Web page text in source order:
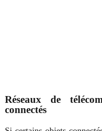
Réseaux de
connectés